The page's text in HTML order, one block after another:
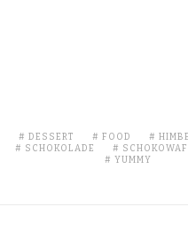
DESSERT FOOD
SCHOKOLADE
YUMMY